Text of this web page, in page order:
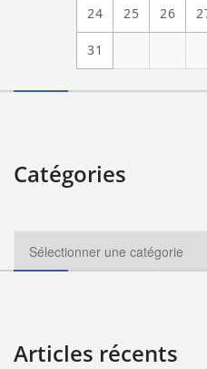
24 25 26
31
Catégories
Articles récents